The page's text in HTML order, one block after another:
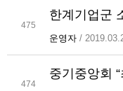
475
한계기업군
운영자 /
474